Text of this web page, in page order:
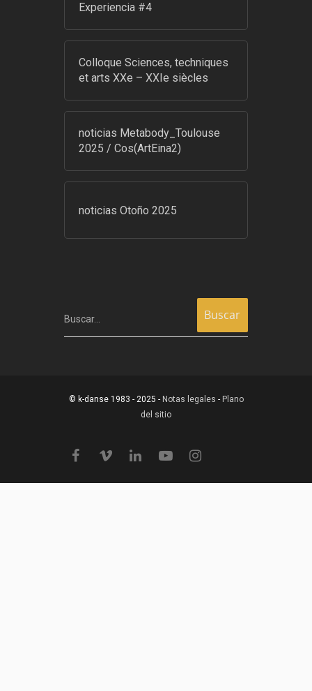
Experiencia #4
Colloque Sciences, techniques
et arts XXe – XXIe siècles
noticias Metabody_Toulouse
2025 / Cos(ArtEina2)
noticias Otoño 2025
Buscar…
© k-danse 1983 - 2025 - Notas legales - Plano
del sitio